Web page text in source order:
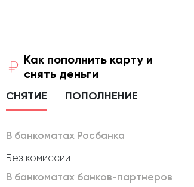
Как пополнить карту и
снять деньги
СНЯТИЕ ПОПОЛНЕНИЕ
В банкоматах Росбанка
Без комиссии
В банкоматах банков-партнеров